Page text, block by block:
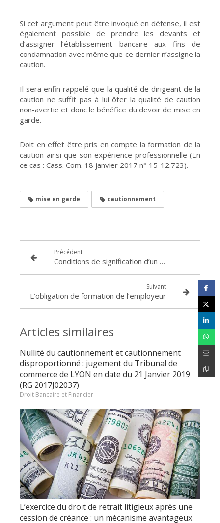
Si cet argument peut être invoqué en défense, il est
également possible de prendre les devants et
d’assigner l’établissement bancaire aux fins de
condamnation avec même que ce dernier n’assigne la
caution.
Il sera enfin rappelé que la qualité de dirigeant de la
caution ne suffit pas à lui ôter la qualité de caution
non-avertie et donc le bénéfice du devoir de mise en
garde.
Doit en effet être pris en compte la formation de la
caution ainsi que son expérience professionnelle (En
ce cas : Cass. Com. 18 janvier 2017 n° 15-12.723).
mise en garde cautionnement
Précédent
Conditions de signification d’un acte à personne morale : Arrêt rendu par la Deuxième chambre civile de la Cour de cassation le 4 février 2021 RG n° 19-25.271
Suivant
L’obligation de formation de l’employeur
Articles similaires
Nullité du cautionnement et cautionnement
disproportionné : jugement du Tribunal de
commerce de LYON en date du 21 Janvier 2019
(RG 2017J02037)
Droit Bancaire et Financier
L’exercice du droit de retrait litigieux après une
cession de créance : un mécanisme avantageux